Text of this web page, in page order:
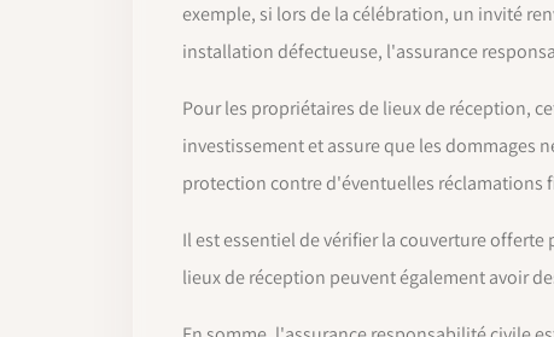
exemple, si lors de la célébration, un invité
installation défectueuse, l'assurance
Pour les propriétaires de lieux de réception,
investissement et assure que les dommages
protection contre d'éventuelles réclamations
Il est essentiel de vérifier la couverture
lieux de réception peuvent également avoir